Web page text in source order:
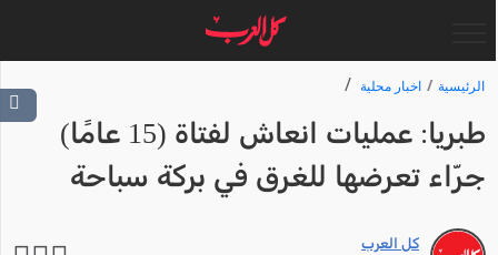
الرئيسية اخبار محلية
طبريا: عمليات انعاش لفتاة (15 عامًا)
جرّاء تعرضها للغرق في بركة سباحة
كل العرب